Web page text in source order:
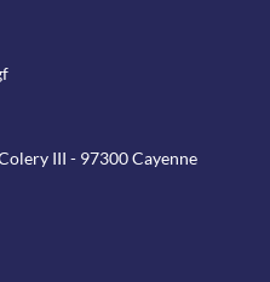
III - 97300 Cayenne